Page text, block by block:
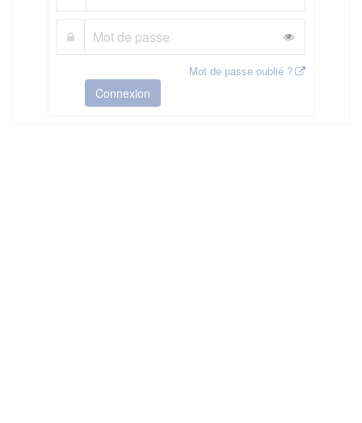
Mot de passe oublié ?
Connexion